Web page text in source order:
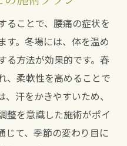
ることで、腰痛の症状を
す。冬場には、体を温め
る方法が効果的です。春
、柔軟性を高めることで
汗をかきやすいため、
整を意識した施術がポイ
じて、季節の変わり目に